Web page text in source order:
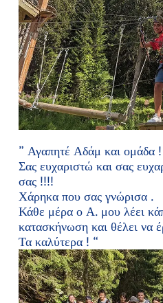
” Αγαπητέ Αδάμ και ομάδα !
Σας ευχαριστώ και σας
σας !!!!
Χάρηκα που σας γνώρισα .
Κάθε μέρα ο Α. μου λέει
κατασκήνωση και θέλει να
Τα καλύτερα ! “